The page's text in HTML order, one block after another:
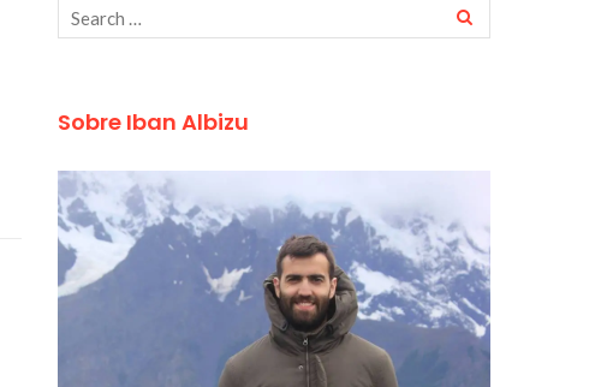
Sobre Iban Albizu